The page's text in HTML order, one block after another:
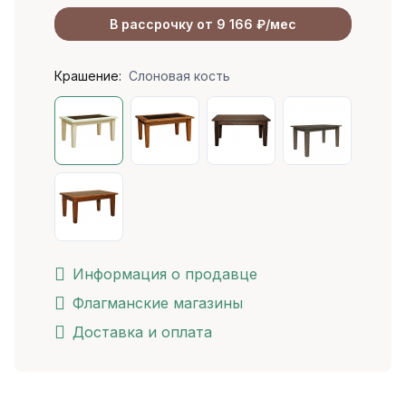
В рассрочку от 9 166 ₽/мес
Крашение: Слоновая кость
Информация о продавце
Флагманские магазины
Доставка и оплата